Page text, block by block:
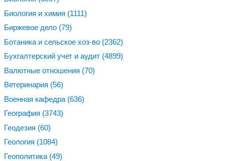
Биология и химия (1111)
Биржевое дело (79)
Ботаника и сельское хоз-во (2362)
Бухгалтерский учет и аудит (4899)
Валютные отношения (70)
Ветеринария (56)
Военная кафедра (636)
География (3743)
Геодезия (60)
Геология (1084)
Геополитика (49)